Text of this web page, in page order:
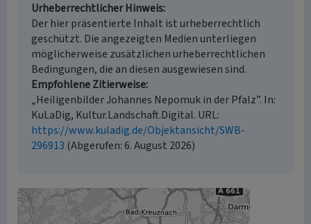
Urheberrechtlicher Hinweis
Der hier präsentierte Inhalt ist urheberrechtlich
geschützt. Die angezeigten Medien unterliegen
möglicherweise zusätzlichen urheberrechtlichen
Bedingungen, die an diesen ausgewiesen sind.
Empfohlene Zitierweise
„Heiligenbilder Johannes Nepomuk in der Pfalz”. In:
KuLaDig, Kultur.Landschaft.Digital. URL:
https://www.kuladig.de/Objektansicht/SWB-
296913 (Abgerufen: 6. August 2026)